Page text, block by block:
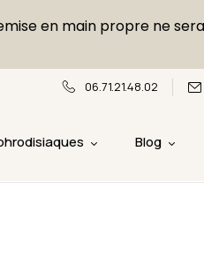
06.71.21.48.02
Blog
en main propre ne